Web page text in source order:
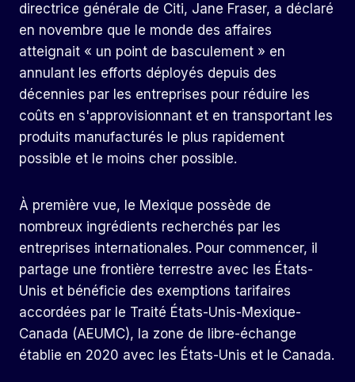
directrice générale de Citi, Jane Fraser, a déclaré
en novembre que le monde des affaires
atteignait « un point de basculement » en
annulant les efforts déployés depuis des
décennies par les entreprises pour réduire les
coûts en s'approvisionnant et en transportant les
produits manufacturés le plus rapidement
possible et le moins cher possible.
À première vue, le Mexique possède de
nombreux ingrédients recherchés par les
entreprises internationales. Pour commencer, il
partage une frontière terrestre avec les États-
Unis et bénéficie des exemptions tarifaires
accordées par le Traité États-Unis-Mexique-
Canada (AEUMC), la zone de libre-échange
établie en 2020 avec les États-Unis et le Canada.